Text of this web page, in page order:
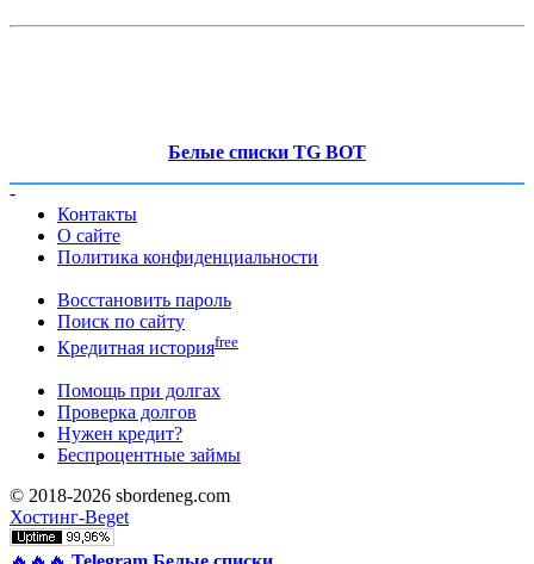
Белые списки TG BOT
-
Контакты
О сайте
Политика конфиденциальности
Восстановить пароль
Поиск по сайту
Кредитная историяfree
Помощь при долгах
Проверка долгов
Нужен кредит?
Беспроцентные займы
© 2018-2026 sbordeneg.com
Хостинг-Beget